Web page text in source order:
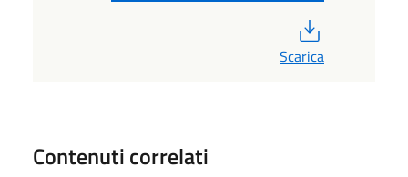
Scarica
Contenuti correlati